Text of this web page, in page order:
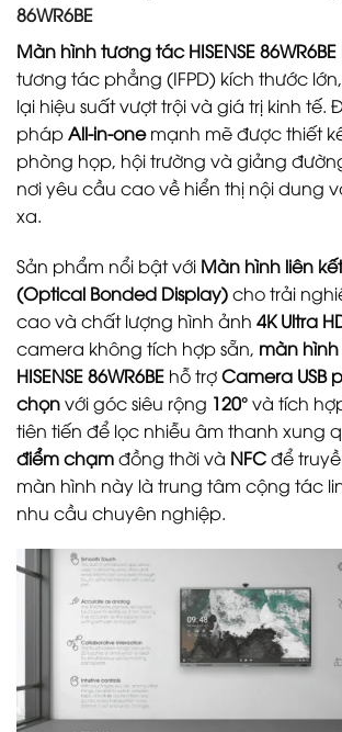
86WR6BE
Màn hình tương tác HISENSE 86WR6BE
tương tác phẳng (IFPD) kích thước lớn,
lại hiệu suất vượt trội và giá trị kinh tế.
phápAll-in-onemạnh mẽ được thiết
phòng họp, hội trường và giảng
nơi yêu cầu cao về hiển thị nội dung
xa.
Sản phẩm nổi bật với Màn hình liên
(Optical Bonded Display)cho trải
cao và chất lượng hình ảnh 4K Ultra
camera không tích hợp sẵn, màn
HISENSE 86WR6BE hỗ trợCamera USB
chọnvới góc siêu rộng 120°và tích
tiên tiến để lọc nhiễu âm thanh xung
điểm chạmđồng thời và NFCđể
màn hình này là trung tâm cộng tác
nhu cầu chuyên nghiệp.